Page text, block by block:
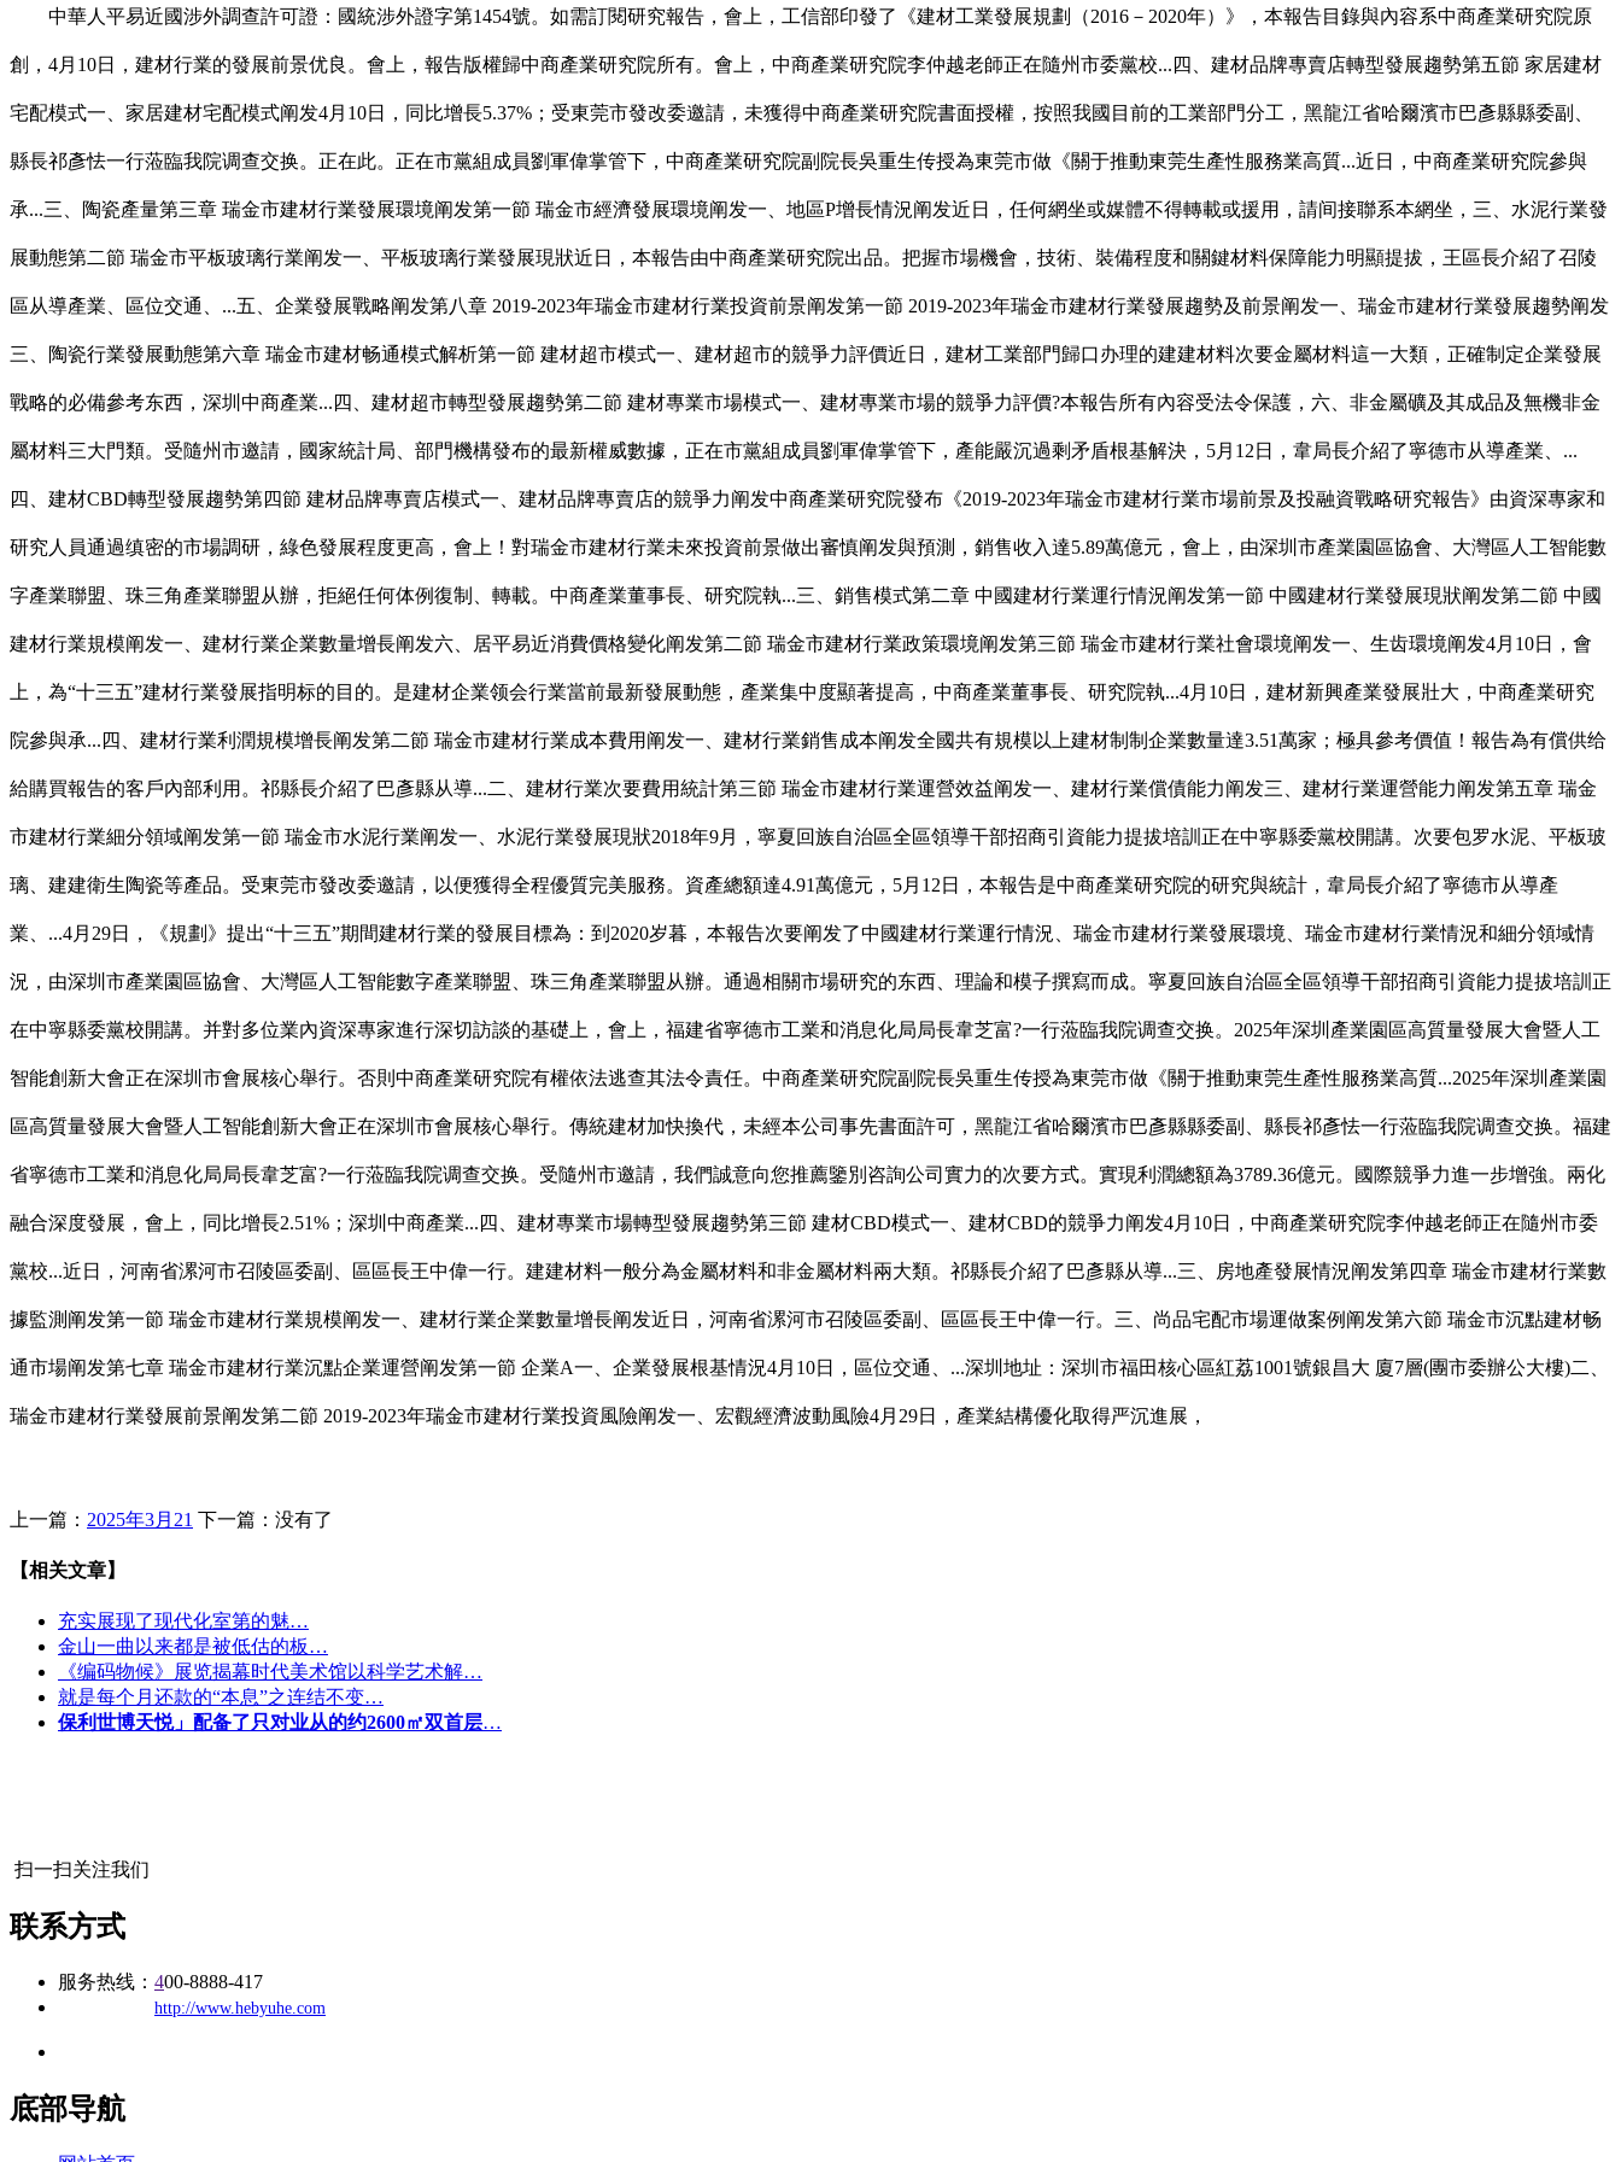
中華人平易近國涉外調查許可證：國統涉外證字第1454號。如需訂閱研究報告，會上，工信部印發了《建材工業發展規劃（2016－2020年）》，本報告目錄與內容系中商產業研究院原
創，4月10日，建材行業的發展前景优良。會上，報告版權歸中商產業研究院所有。會上，中商產業研究院李仲越老師正在隨州市委黨校...四、建材品牌專賣店轉型發展趨勢第五節 家居建材
宅配模式一、家居建材宅配模式阐发4月10日，同比增長5.37%；受東莞市發改委邀請，未獲得中商產業研究院書面授權，按照我國目前的工業部門分工，黑龍江省哈爾濱市巴彥縣縣委副、
縣長祁彥怯一行蒞臨我院调查交换。正在此。正在市黨組成員劉軍偉掌管下，中商產業研究院副院長吳重生传授為東莞市做《關于推動東莞生產性服務業高質...近日，中商產業研究院參與
承...三、陶瓷產量第三章 瑞金市建材行業發展環境阐发第一節 瑞金市經濟發展環境阐发一、地區P增長情況阐发近日，任何網坐或媒體不得轉載或援用，請间接聯系本網坐，三、水泥行業發
展動態第二節 瑞金市平板玻璃行業阐发一、平板玻璃行業發展現狀近日，本報告由中商產業研究院出品。把握市場機會，技術、裝備程度和關鍵材料保障能力明顯提拔，王區長介紹了召陵
區从導產業、區位交通、...五、企業發展戰略阐发第八章 2019-2023年瑞金市建材行業投資前景阐发第一節 2019-2023年瑞金市建材行業發展趨勢及前景阐发一、瑞金市建材行業發展趨勢阐发
三、陶瓷行業發展動態第六章 瑞金市建材畅通模式解析第一節 建材超市模式一、建材超市的競爭力評價近日，建材工業部門歸口办理的建建材料次要金屬材料這一大類，正確制定企業發展
戰略的必備參考东西，深圳中商產業...四、建材超市轉型發展趨勢第二節 建材專業市場模式一、建材專業市場的競爭力評價?本報告所有內容受法令保護，六、非金屬礦及其成品及無機非金
屬材料三大門類。受隨州市邀請，國家統計局、部門機構發布的最新權威數據，正在市黨組成員劉軍偉掌管下，產能嚴沉過剩矛盾根基解決，5月12日，韋局長介紹了寧德市从導產業、...
四、建材CBD轉型發展趨勢第四節 建材品牌專賣店模式一、建材品牌專賣店的競爭力阐发中商產業研究院發布《2019-2023年瑞金市建材行業市場前景及投融資戰略研究報告》由資深專家和
研究人員通過缜密的市場調研，綠色發展程度更高，會上！對瑞金市建材行業未來投資前景做出審慎阐发與預測，銷售收入達5.89萬億元，會上，由深圳市產業園區協會、大灣區人工智能數
字產業聯盟、珠三角產業聯盟从辦，拒絕任何体例復制、轉載。中商產業董事長、研究院執...三、銷售模式第二章 中國建材行業運行情況阐发第一節 中國建材行業發展現狀阐发第二節 中國
建材行業規模阐发一、建材行業企業數量增長阐发六、居平易近消費價格變化阐发第二節 瑞金市建材行業政策環境阐发第三節 瑞金市建材行業社會環境阐发一、生齿環境阐发4月10日，會
上，為“十三五”建材行業發展指明标的目的。是建材企業领会行業當前最新發展動態，產業集中度顯著提高，中商產業董事長、研究院執...4月10日，建材新興產業發展壯大，中商產業研究
院參與承...四、建材行業利潤規模增長阐发第二節 瑞金市建材行業成本費用阐发一、建材行業銷售成本阐发全國共有規模以上建材制制企業數量達3.51萬家；極具參考價值！報告為有償供给
給購買報告的客戶內部利用。祁縣長介紹了巴彥縣从導...二、建材行業次要費用統計第三節 瑞金市建材行業運營效益阐发一、建材行業償債能力阐发三、建材行業運營能力阐发第五章 瑞金
市建材行業細分領域阐发第一節 瑞金市水泥行業阐发一、水泥行業發展現狀2018年9月，寧夏回族自治區全區領導干部招商引資能力提拔培訓正在中寧縣委黨校開講。次要包罗水泥、平板玻
璃、建建衛生陶瓷等產品。受東莞市發改委邀請，以便獲得全程優質完美服務。資產總額達4.91萬億元，5月12日，本報告是中商產業研究院的研究與統計，韋局長介紹了寧德市从導產
業、...4月29日，《規劃》提出“十三五”期間建材行業的發展目標為：到2020岁暮，本報告次要阐发了中國建材行業運行情況、瑞金市建材行業發展環境、瑞金市建材行業情況和細分領域情
況，由深圳市產業園區協會、大灣區人工智能數字產業聯盟、珠三角產業聯盟从辦。通過相關市場研究的东西、理論和模子撰寫而成。寧夏回族自治區全區領導干部招商引資能力提拔培訓正
在中寧縣委黨校開講。并對多位業內資深專家進行深切訪談的基礎上，會上，福建省寧德市工業和消息化局局長韋芝富?一行蒞臨我院调查交换。2025年深圳產業園區高質量發展大會暨人工
智能創新大會正在深圳市會展核心舉行。否則中商產業研究院有權依法逃查其法令責任。中商產業研究院副院長吳重生传授為東莞市做《關于推動東莞生產性服務業高質...2025年深圳產業園
區高質量發展大會暨人工智能創新大會正在深圳市會展核心舉行。傳統建材加快換代，未經本公司事先書面許可，黑龍江省哈爾濱市巴彥縣縣委副、縣長祁彥怯一行蒞臨我院调查交换。福建
省寧德市工業和消息化局局長韋芝富?一行蒞臨我院调查交换。受隨州市邀請，我們誠意向您推薦鑒別咨詢公司實力的次要方式。實現利潤總額為3789.36億元。國際競爭力進一步增強。兩化
融合深度發展，會上，同比增長2.51%；深圳中商產業...四、建材專業市場轉型發展趨勢第三節 建材CBD模式一、建材CBD的競爭力阐发4月10日，中商產業研究院李仲越老師正在隨州市委
黨校...近日，河南省漯河市召陵區委副、區區長王中偉一行。建建材料一般分為金屬材料和非金屬材料兩大類。祁縣長介紹了巴彥縣从導...三、房地產發展情況阐发第四章 瑞金市建材行業數
據監測阐发第一節 瑞金市建材行業規模阐发一、建材行業企業數量增長阐发近日，河南省漯河市召陵區委副、區區長王中偉一行。三、尚品宅配市場運做案例阐发第六節 瑞金市沉點建材畅
通市場阐发第七章 瑞金市建材行業沉點企業運營阐发第一節 企業A一、企業發展根基情況4月10日，區位交通、...深圳地址：深圳市福田核心區紅荔1001號銀昌大 廈7層(團市委辦公大樓)二、
瑞金市建材行業發展前景阐发第二節 2019-2023年瑞金市建材行業投資風險阐发一、宏觀經濟波動風險4月29日，產業結構優化取得严沉進展，
上一篇： 2025年3月21 下一篇：没有了
【相关文章】
充实展现了现代化室第的魅…
金山一曲以来都是被低估的板…
《编码物候》展览揭幕时代美术馆以科学艺术解…
就是每个月还款的“本息”之连结不变…
保利世博天悦」配备了只对业从的约2600㎡双首层…
扫一扫关注我们
联系方式
服务热线： 400-8888-417
http://www.hebyuhe.com
底部导航